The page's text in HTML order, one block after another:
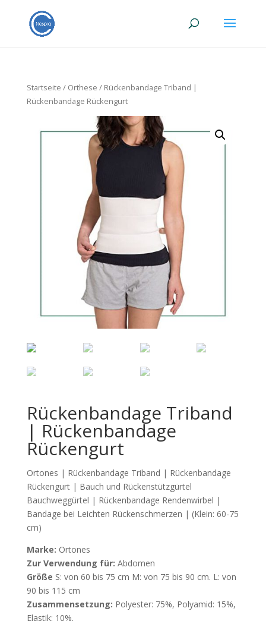
Startseite / Orthese / Rückenbandage Triband |
Rückenbandage Rückengurt
Rückenbandage Triband
| Rückenbandage
Rückengurt
Ortones | Rückenbandage Triband | Rückenbandage
Rückengurt | Bauch und Rückenstützgürtel
Bauchweggürtel | Rückenbandage Rendenwirbel |
Bandage bei Leichten Rückenschmerzen | (Klein: 60-75
cm)
Marke: Ortones
Zur Verwendung für: Abdomen
Größe S: von 60 bis 75 cm M: von 75 bis 90 cm. L: von
90 bis 115 cm
Zusammensetzung: Polyester: 75%, Polyamid: 15%,
Elastik: 10%.